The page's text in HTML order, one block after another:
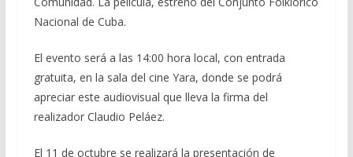
Nacional de Cuba.
El evento será a las 14:00 hora local, con entrada
gratuita, en la sala del cine Yara, donde se podrá
apreciar este audiovisual que lleva la firma del
realizador Claudio Peláez.
El 11 de octubre se realizará la presentación de